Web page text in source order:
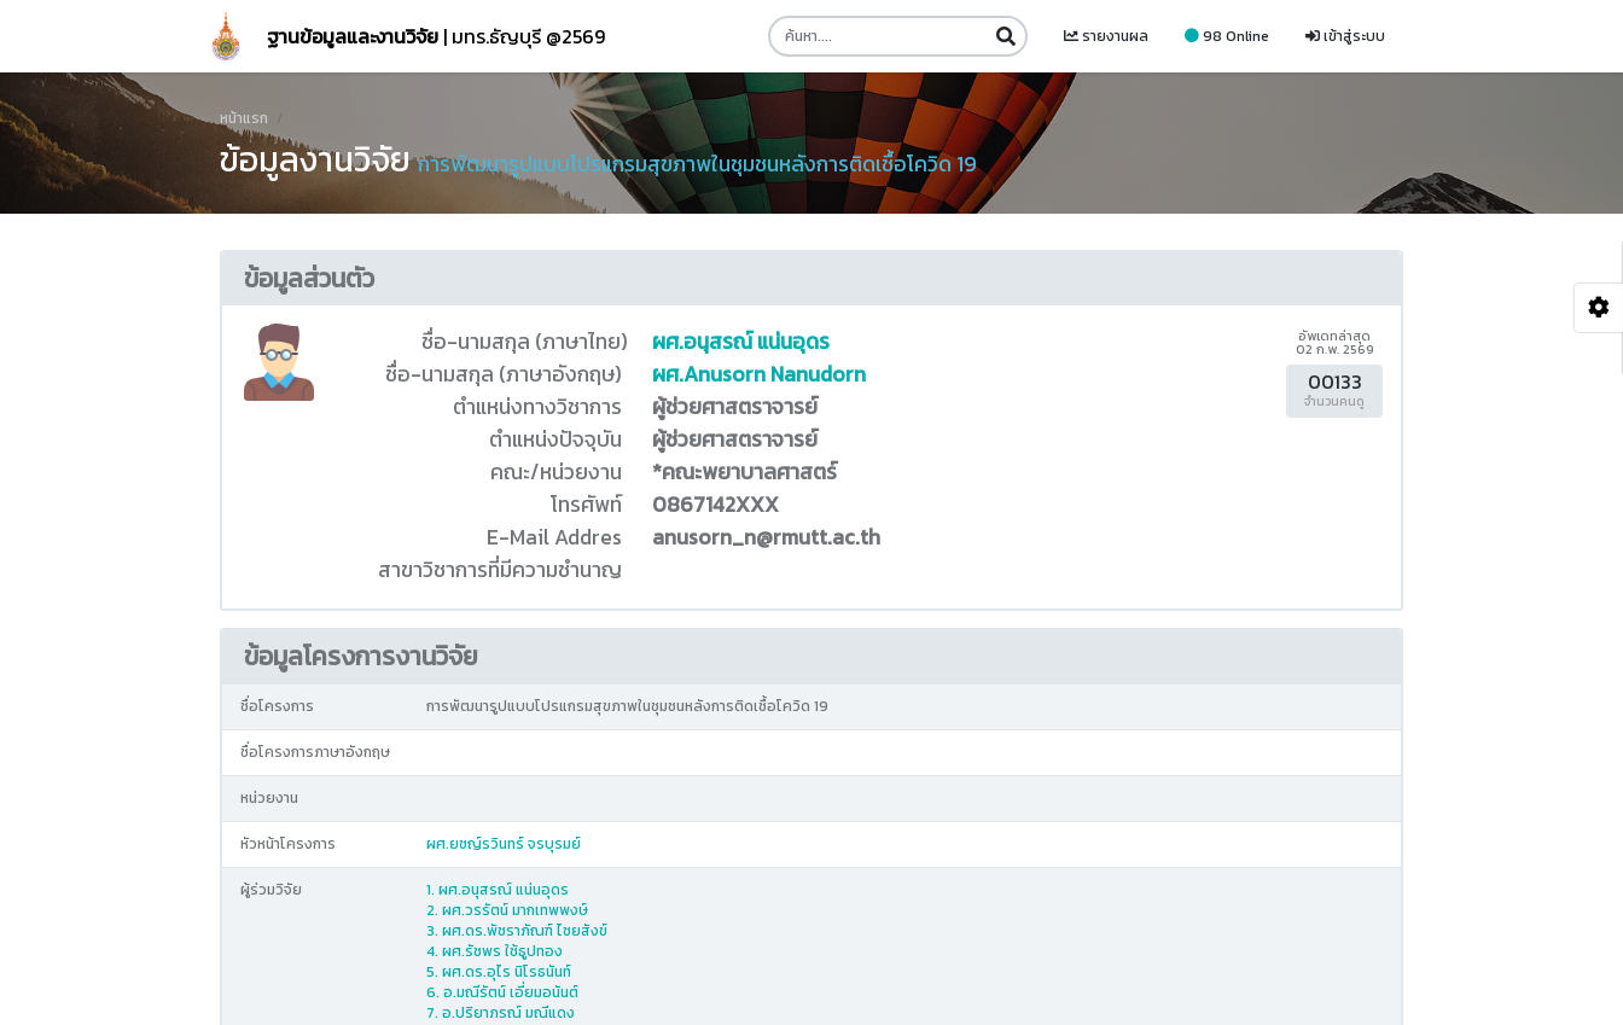
ฐานข้อมูลและงานวิจัย | มทร.ธัญบุรี @2569 รายงานผล 98 Online เข้าสู่ระบบ
หน้าแรก
ข้อมูลงานวิจัยการพัฒนารูปแบบโปรแกรมสุขภาพในชุมชนหลังการติดเชื้อโควิด 19
ข้อมูลส่วนตัว
ชื่อ-นามสกุล (ภาษาไทย)
ผศ.อนุสรณ์ แน่นอุดร
ชื่อ-นามสกุล (ภาษาอังกฤษ)
ผศ.Anusorn Nanudorn
ตำแหน่งทางวิชาการ
ผู้ช่วยศาสตราจารย์
ตำแหน่งปัจจุบัน
ผู้ช่วยศาสตราจารย์
คณะ/หน่วยงาน
*คณะพยาบาลศาสตร์
โทรศัพท์
0867142XXX
E-Mail Addres
anusorn_n@rmutt.ac.th
สาขาวิชาการที่มีความชำนาญ
อัพเดทล่าสุด
02 ก.พ. 2569
00133
จำนวนคนดู
ข้อมูลโครงการงานวิจัย
ชื่อโครงการ การพัฒนารูปแบบโปรแกรมสุขภาพในชุมชนหลังการติดเชื้อโควิด 19
ชื่อโครงการภาษาอังกฤษ
หน่วยงาน
หัวหน้าโครงการ ผศ.ยชญ์รวินทร์ จรบุรมย์
ผู้ร่วมวิจัย
1. ผศ.อนุสรณ์ แน่นอุดร
2. ผศ.วรรัตน์ มากเทพพงษ์
3. ผศ.ดร.พัชราภัณฑ์ ไชยสังข์
4. ผศ.รัชพร ใช้ธูปทอง
5. ผศ.ดร.อุไร นิโรธนันท์
6. อ.มณีรัตน์ เอี่ยมอนันต์
7. อ.ปริยาภรณ์ มณีแดง